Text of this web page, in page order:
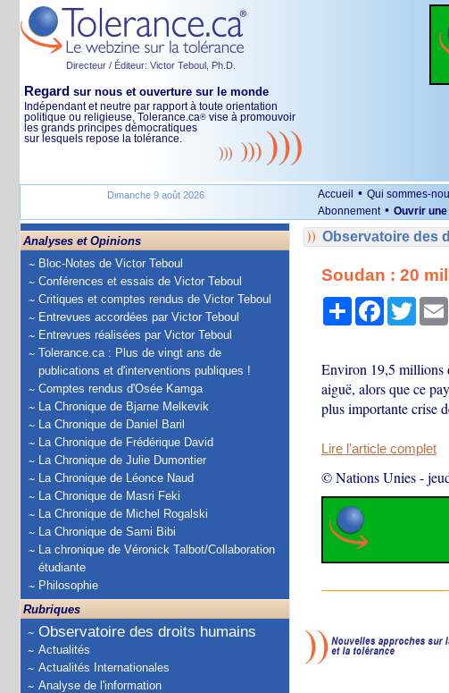
Directeur / Éditeur: Victor Teboul, Ph.D.
Regard sur nous et ouverture sur le monde
Indépendant et neutre par rapport à toute orientation
politique ou religieuse, Tolerance.ca® vise à promouvoir
les grands principes démocratiques
sur lesquels repose la tolérance.
Dimanche 9 août 2026 Accueil • Qui sommes-
Abonnement • Ouvrir
Analyses et Opinions
Bloc-Notes de Victor Teboul
Conférences et essais de Victor Teboul
Critiques et comptes rendus de Victor Teboul
Entrevues accordées par Victor Teboul
Entrevues réalisées par Victor Teboul
Tolerance.ca : Plus de vingt ans de
publications et d'interventions publiques !
Comptes rendus d'Osée Kamga
La Chronique de Bjarne Melkevik
La Chronique de Daniel Baril
La Chronique de Frédérique David
La Chronique de Julie Dumontier
La Chronique de Léonce Naud
La Chronique de Masri Feki
La Chronique de Michel Rogalski
La Chronique de Sami Bibi
La chronique de Véronick Talbot/Collaboration
étudiante
Philosophie
Rubriques
Observatoire des droits humains
Actualités
Actualités Internationales
Analyse de l'information
Observatoire des
Soudan : 20
PartagerFacebook
Environ 19,5 millions
aiguë, alors que ce
plus importante crise
Lire l'article complet
© Nations Unies-